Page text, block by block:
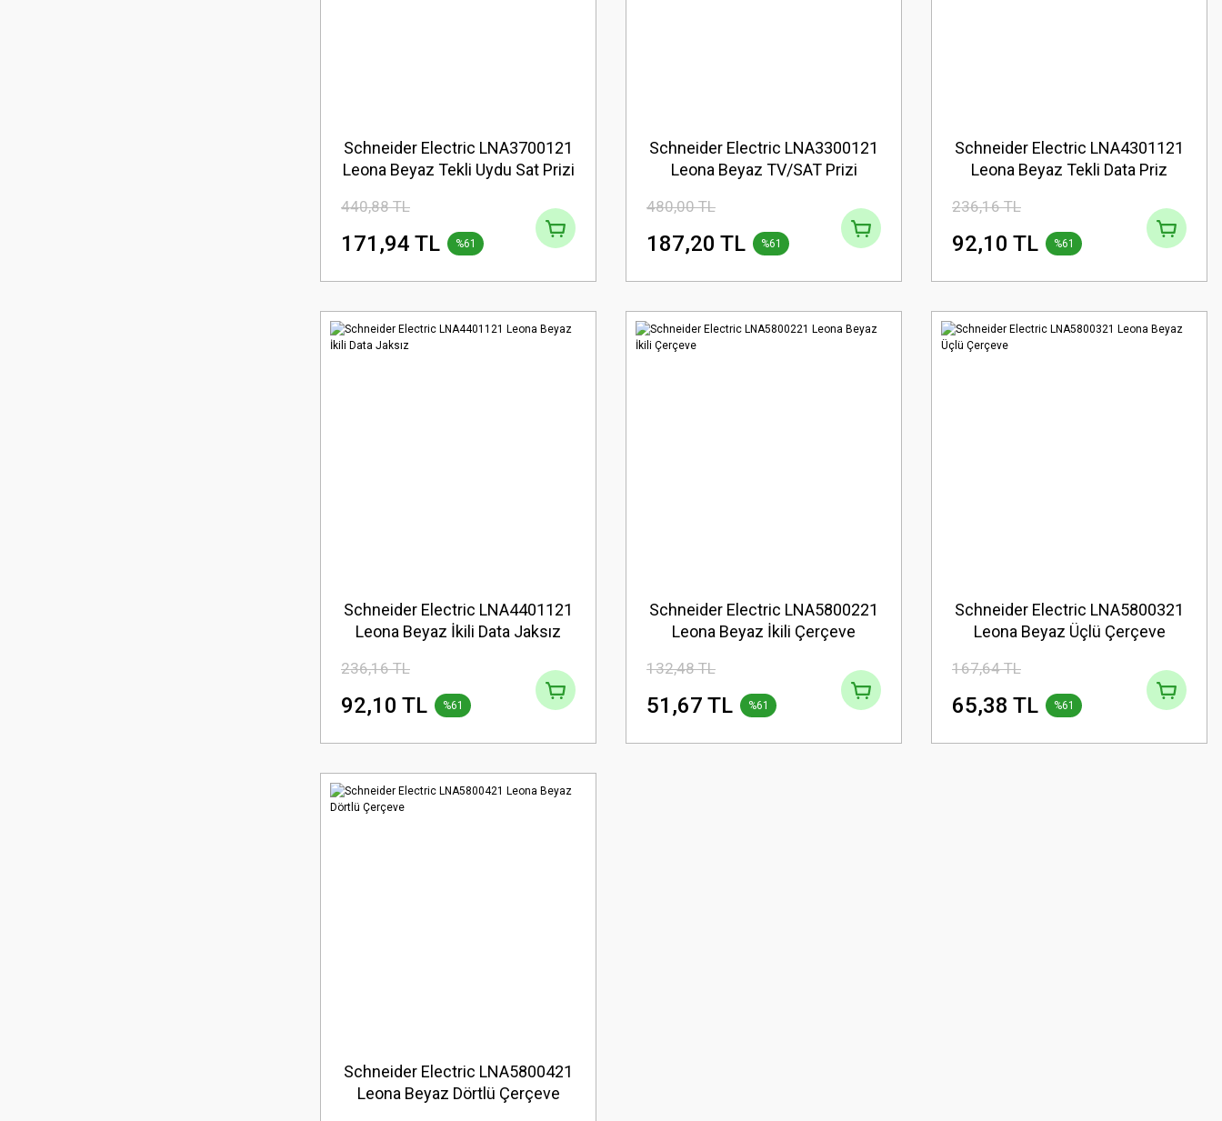
Schneider Electric LNA3700121
Leona Beyaz Tekli Uydu Sat Prizi
440,88 TL
171,94 TL %61
Schneider Electric LNA3300121
Leona Beyaz TV/SAT Prizi
480,00 TL
187,20 TL %61
Schneider Electric LNA4301121
Leona Beyaz Tekli Data Priz
236,16 TL
92,10 TL %61
Schneider Electric LNA4401121
Leona Beyaz İkili Data Jaksız
236,16 TL
92,10 TL %61
Schneider Electric LNA5800221
Leona Beyaz İkili Çerçeve
132,48 TL
51,67 TL %61
Schneider Electric LNA5800321
Leona Beyaz Üçlü Çerçeve
167,64 TL
65,38 TL %61
Schneider Electric LNA5800421
Leona Beyaz Dörtlü Çerçeve